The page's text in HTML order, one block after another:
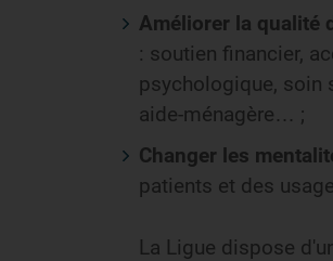
Améliorer la qualité
: soutien financier,
psychologique, soin
aide-ménagère… ;
Changer les
patients et des
La Ligue dispose